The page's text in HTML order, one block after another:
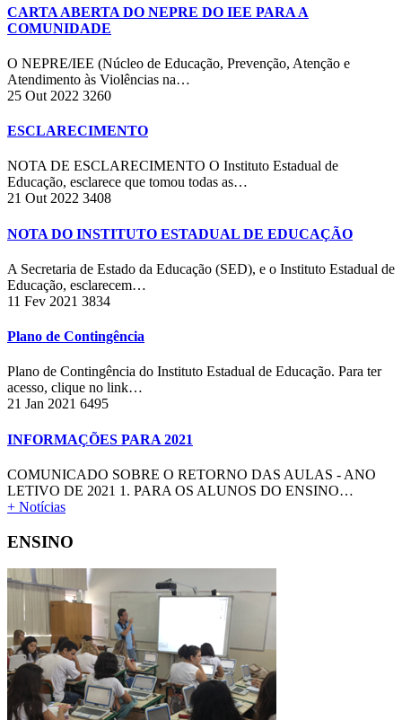
CARTA ABERTA DO NEPRE DO IEE PARA A
COMUNIDADE
O NEPRE/IEE (Núcleo de Educação, Prevenção, Atenção e
Atendimento às Violências na…
25 Out 2022 3260
ESCLARECIMENTO
NOTA DE ESCLARECIMENTO O Instituto Estadual de
Educação, esclarece que tomou todas as…
21 Out 2022 3408
NOTA DO INSTITUTO ESTADUAL DE EDUCAÇÃO
A Secretaria de Estado da Educação (SED), e o Instituto Estadual de
Educação, esclarecem…
11 Fev 2021 3834
Plano de Contingência
Plano de Contingência do Instituto Estadual de Educação. Para ter
acesso, clique no link…
21 Jan 2021 6495
INFORMAÇÕES PARA 2021
COMUNICADO SOBRE O RETORNO DAS AULAS - ANO
LETIVO DE 2021 1. PARA OS ALUNOS DO ENSINO…
+ Notícias
ENSINO